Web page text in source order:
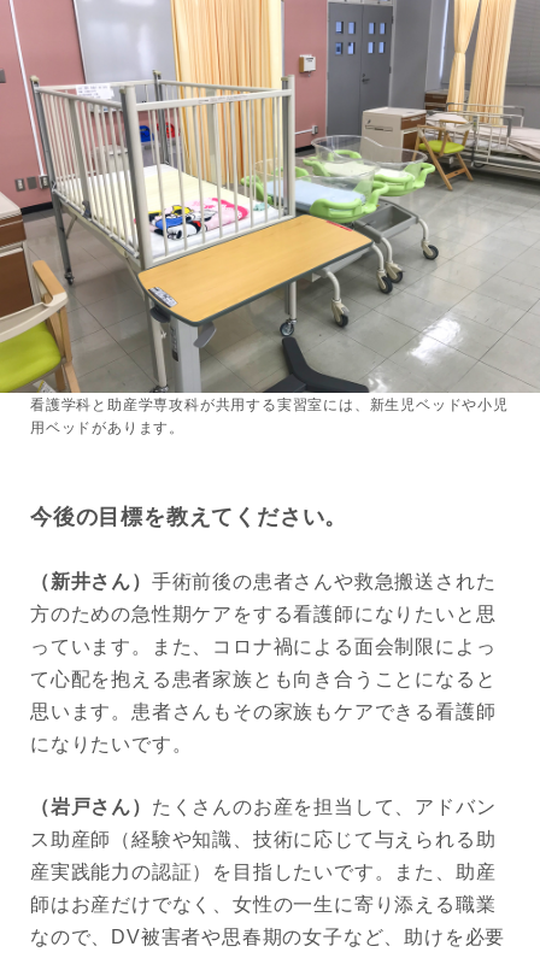
看護学科と助産学専攻科が共用する実習室には、新生児ベッドや小児
用ベッドがあります。
今後の目標を教えてください。
（新井さん） 手術前後の患者さんや救急搬送された
方のための急性期ケアをする看護師になりたいと思
っています。また、コロナ禍による面会制限によっ
て心配を抱える患者家族とも向き合うことになると
思います。患者さんもその家族もケアできる看護師
になりたいです。
（岩戸さん） たくさんのお産を担当して、アドバン
ス助産師（経験や知識、技術に応じて与えられる助
産実践能力の認証）を目指したいです。また、助産
師はお産だけでなく、女性の一生に寄り添える職業
なので、DV被害者や思春期の女子など、助けを必要